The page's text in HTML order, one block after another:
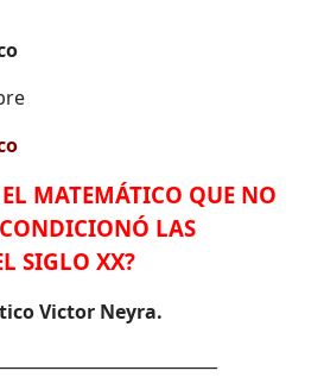
MATEMÁTICO QUE NO
LAS
SIGLO XX?
Victor Neyra.